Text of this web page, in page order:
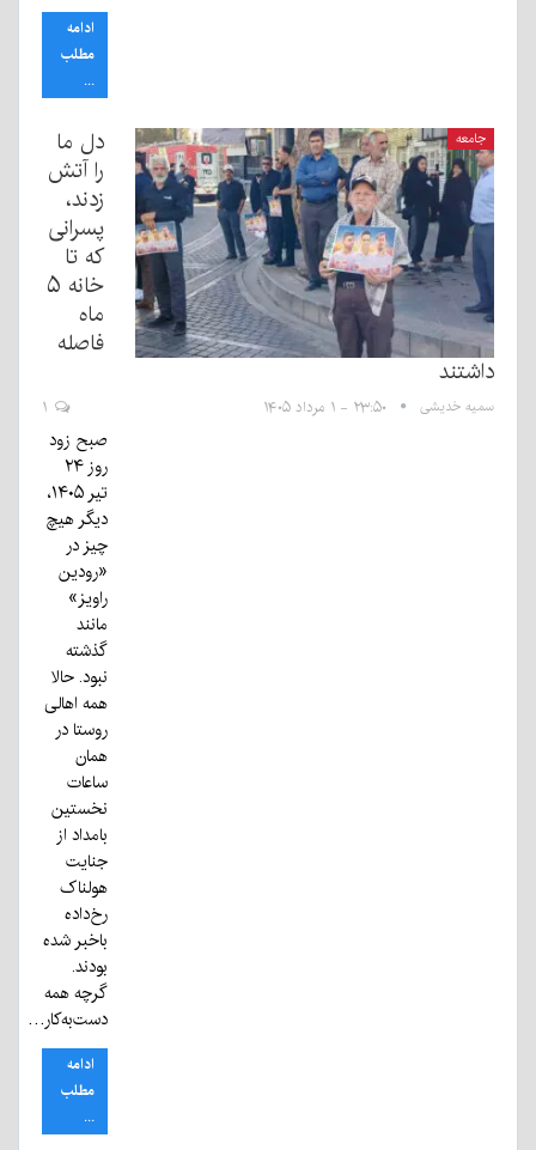
ادامه
مطلب
...
جامعه
دل ما
را آتش
زدند،
پسرانی
که تا
خانه ۵
ماه
فاصله
داشتند
سمیه خدیشی ۲۳:۵۰ - ۱ مرداد ۱۴۰۵
صبح زود
روز ۲۴
تیر ۱۴۰۵،
دیگر هیچ
چیز در
«رودین
راویز»
مانند
گذشته
نبود. حالا
همه اهالی
روستا در
همان
ساعات
نخستین
بامداد از
جنایت
هولناک
رخ‌داده
باخبر شده
بودند.
گرچه همه
دست‌به‌کار…
ادامه
مطلب
...